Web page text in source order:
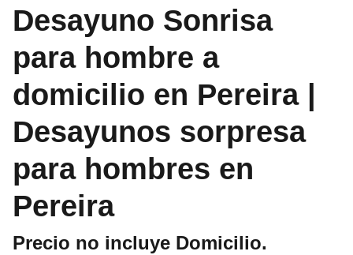
Desayuno Sonrisa
para hombre a
domicilio en Pereira |
Desayunos sorpresa
para hombres en
Pereira
Precio no incluye Domicilio.